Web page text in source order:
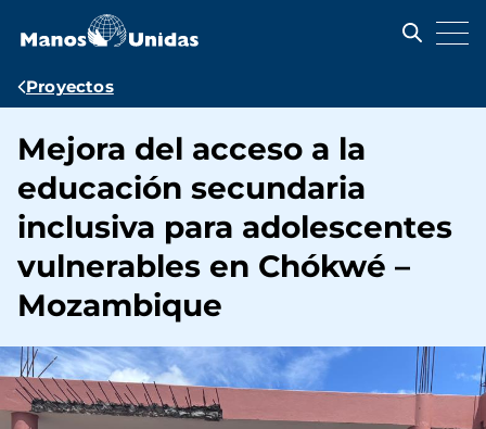
contenido
Ruta
navegación
Proyectos
Mejora del acceso a la
educación secundaria
inclusiva para adolescentes
vulnerables en Chókwé –
Mozambique